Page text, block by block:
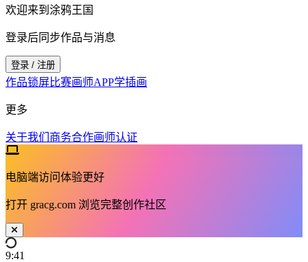
欢迎来到涂鸦王国
登录后同步作品与消息
登录 / 注册
作品锁屏比赛画师APP学插画
更多
关于我们 商务合作画师认证
电脑端访问体验更好
打开 gracg.com 浏览完整创作社区
9:41